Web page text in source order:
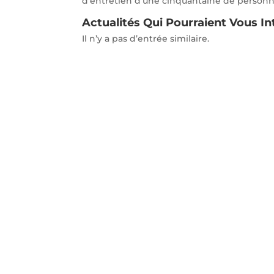
Actualités Qui Pourraient Vous
Il n’y a pas d’entrée similaire.